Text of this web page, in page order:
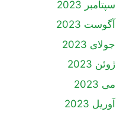
سپتامبر 2023
آگوست 2023
جولای 2023
ژوئن 2023
می 2023
آوریل 2023